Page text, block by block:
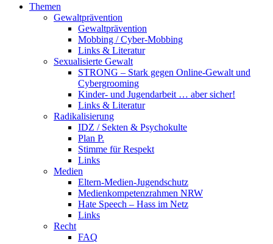
Themen
Gewaltprävention
Gewaltprävention
Mobbing / Cyber-Mobbing
Links & Literatur
Sexualisierte Gewalt
STRONG – Stark gegen Online-Gewalt und
Cybergrooming
Kinder- und Jugendarbeit … aber sicher!
Links & Literatur
Radikalisierung
IDZ / Sekten & Psychokulte
Plan P.
Stimme für Respekt
Links
Medien
Eltern-Medien-Jugendschutz
Medienkompetenzrahmen NRW
Hate Speech – Hass im Netz
Links
Recht
FAQ